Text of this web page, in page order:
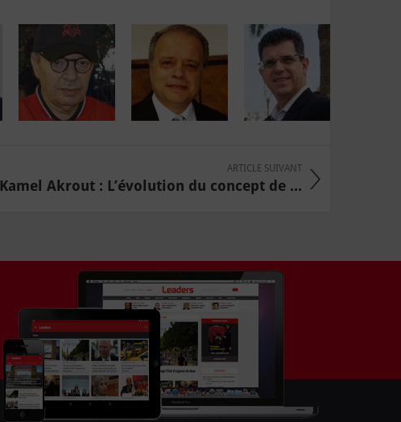
ARTICLE SUIVANT
Kamel Akrout : L’évolution du concept de ...